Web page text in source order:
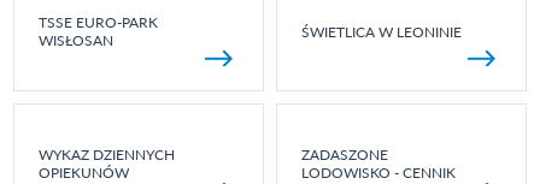
TSSE EURO-PARK
WISŁOSAN
ŚWIETLICA W LEONINIE
WYKAZ DZIENNYCH
OPIEKUNÓW
ZADASZONE
LODOWISKO - CENNIK